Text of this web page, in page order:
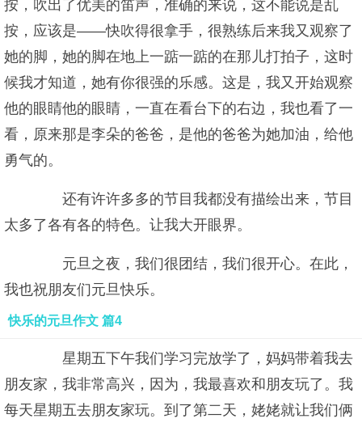
按，吹出了优美的笛声，准确的来说，这不能说是乱
按，应该是——快吹得很拿手，很熟练后来我又观察了
她的脚，她的脚在地上一踮一踮的在那儿打拍子，这时
候我才知道，她有你很强的乐感。这是，我又开始观察
他的眼睛他的眼睛，一直在看台下的右边，我也看了一
看，原来那是李朵的爸爸，是他的爸爸为她加油，给他
勇气的。
还有许许多多的节目我都没有描绘出来，节目
太多了各有各的特色。让我大开眼界。
元旦之夜，我们很团结，我们很开心。在此，
我也祝朋友们元旦快乐。
快乐的元旦作文 篇4
星期五下午我们学习完放学了，妈妈带着我去
朋友家，我非常高兴，因为，我最喜欢和朋友玩了。我
每天星期五去朋友家玩。到了第二天，姥姥就让我们俩